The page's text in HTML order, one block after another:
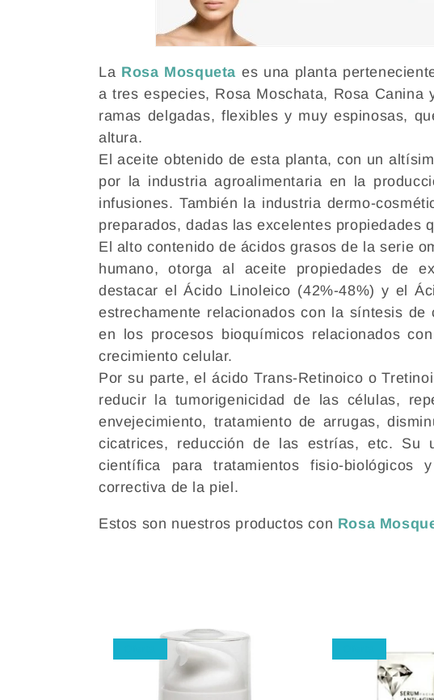
ó
n
:
La Rosa Mosqueta es una planta
a tres especies, Rosa Moschata, Rosa Canina
ramas delgadas, flexibles y muy espinosas,
altura.
El aceite obtenido de esta planta, con un
por la industria agroalimentaria en la
infusiones. También la industria dermo-
preparados, dadas las excelentes propiedades
El alto contenido de ácidos grasos de la serie
humano, otorga al aceite propiedades de
destacar el Ácido Linoleico (42%-48%) y el
estrechamente relacionados con la síntesis
en los procesos bioquímicos relacionados
crecimiento celular.
Por su parte, el ácido Trans-Retinoico o
reducir la tumorigenicidad de las células,
envejecimiento, tratamiento de arrugas,
cicatrices, reducción de las estrías, etc. Su
científica para tratamientos fisio-
correctiva de la piel.
Estos son nuestros productos con Rosa